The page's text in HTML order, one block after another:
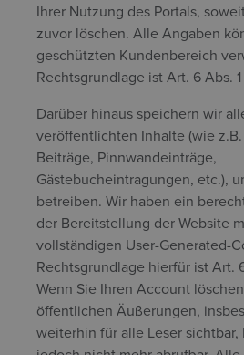
Ihrer Nutzung des Portals,
zuvor löschen. Alle Angaben
geschützten Kundenbereich
Rechtsgrundlage ist Art. 6 Abs.
Darüber hinaus speichern wir
veröffentlichten Inhalte (wie
Beiträge, Pinnwandeinträge,
Gästebucheintragungen, etc.),
betreiben. Wir haben ein
der Bereitstellung der Website
vollständigen User-Generated-
Rechtsgrundlage hierfür ist Art.
Wenn Sie Ihren Account
öffentlichen Äußerungen,
weiterhin für alle Leser